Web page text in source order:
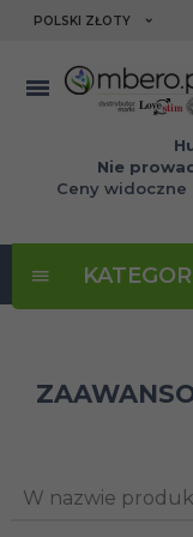
currency_h
POLSKI ZŁOTY
Nie
Ceny
W nazwie